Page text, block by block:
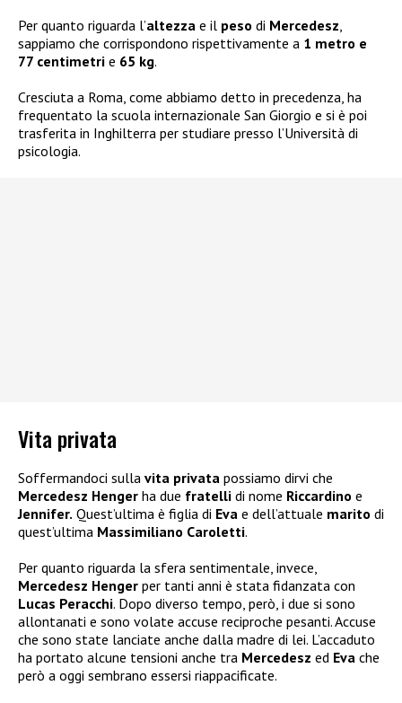
Per quanto riguarda l’altezza e il peso di Mercedesz
sappiamo che corrispondono rispettivamente a 1 metro e
77 centimetri e 65 kg.
Cresciuta a Roma, come abbiamo detto in precedenza, ha
frequentato la scuola internazionale San Giorgio e si è poi
trasferita in Inghilterra per studiare presso l’Università di
psicologia.
Vita privata
Soffermandoci sulla vita privata possiamo dirvi che
Mercedesz Henger ha due fratelli di nome Riccardino e
Jennifer. Quest’ultima è figlia di Eva e dell’attuale marito di
quest’ultima Massimiliano Caroletti.
Per quanto riguarda la sfera sentimentale, invece,
Mercedesz Henger per tanti anni è stata fidanzata con
Lucas Peracchi. Dopo diverso tempo, però, i due si sono
allontanati e sono volate accuse reciproche pesanti. Accuse
che sono state lanciate anche dalla madre di lei. L’accaduto
ha portato alcune tensioni anche tra Mercedesz ed Eva che
però a oggi sembrano essersi riappacificate.